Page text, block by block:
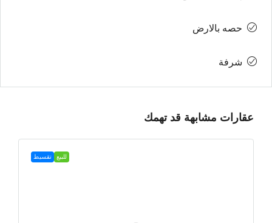
حصه بالارض
شرفة
عقارات مشابهة قد تهمك
للبيع تقسيط